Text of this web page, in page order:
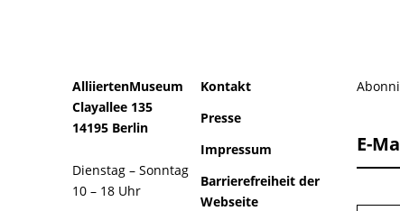
AlliiertenMuseum
Clayallee 135
14195 Berlin
Dienstag – Sonntag
10 – 18 Uhr
Kontakt
Presse
Impressum
Barrierefreiheit der
Webseite
E-